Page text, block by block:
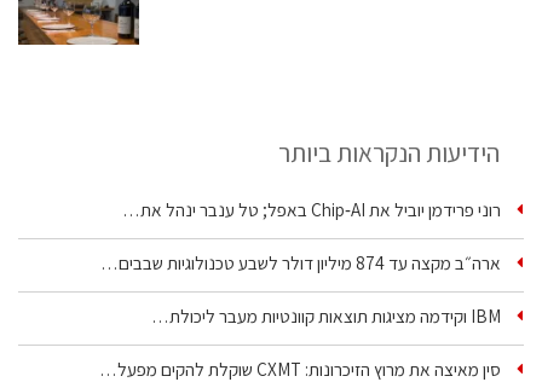
הידיעות הנקראות ביותר
רוני פרידמן יוביל את Chip‑AI באפל; טל ענבר ינהל את…
ארה״ב מקצה עד 874 מיליון דולר לשבע טכנולוגיות שבבים…
IBM וקידמה מציגות תוצאות קוונטיות מעבר ליכולת…
סין מאיצה את מרוץ הזיכרונות: CXMT שוקלת להקים מפעל…